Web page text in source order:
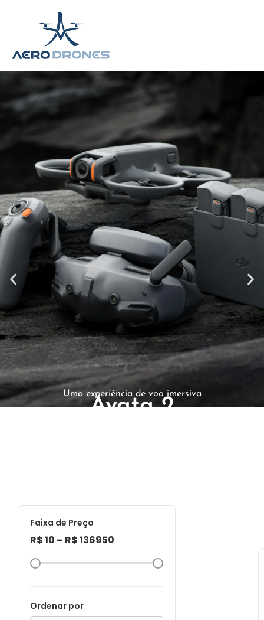
Uma experiência de voo imersiva
Avata 2
Faixa de Preço
R$10 – R$136950
Ordenar por